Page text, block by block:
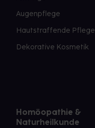
Augenpflege
Hautstraffende Pflege
Dekorative Kosmetik
Homöopathie &
Naturheilkunde